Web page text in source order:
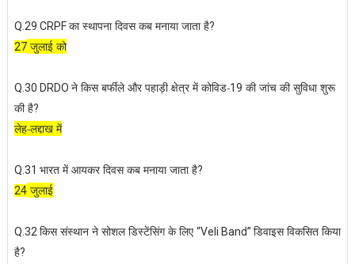
Q.29 CRPFका स्थापना दिवस कब मनाया जाता है?
27जुलाई को
Q.30 DRDO ने किस बर्फीले और पहाड़ी क्षेत्र में कोविड-19 की जांच की सुविधा शुरू
की है?
लेह-लद्दाख में
Q.31 भारत में आयकर दिवस कब मनाया जाता है?
24जुलाई
Q.32 किस संस्थान ने सोशल डिस्टेंसिंग के लिए“Veli Band” डिवाइस विकसित किया
है?